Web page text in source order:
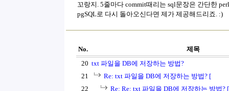
꼬랑지. 5줄마다 commit때리는 sql문장은 간단한
pgSQL로 다시 돌아오신다면 제가 제공해드리죠. :)
No.
제목
20 txt 파일을 DB에 저장하는 방법?
21
Re: txt 파일을 DB에 저장하는 방법? [
22
Re: Re: txt 파일을 DB에 저장하는 방법? [